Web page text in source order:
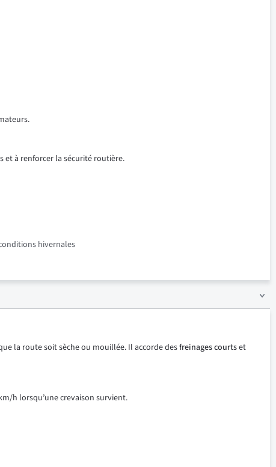
et à renforcer la sécurité routière.
hivernales
la route soit sèche ou mouillée. Il accorde desfreinages courtset
h lorsqu’une crevaison survient.